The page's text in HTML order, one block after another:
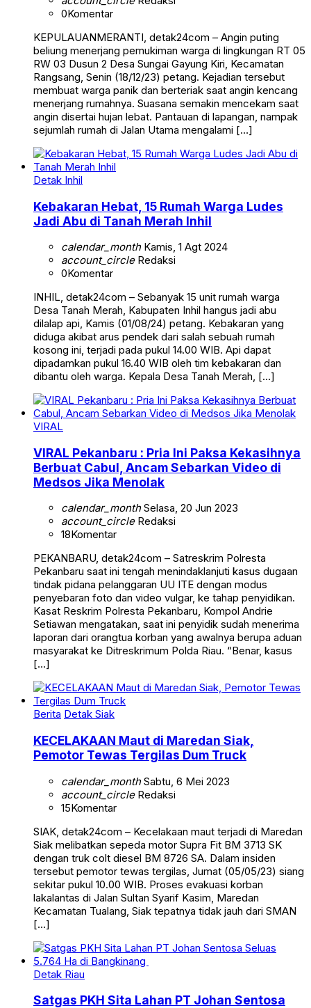
0Komentar
KEPULAUANMERANTI, detak24com – Angin puting
beliung menerjang pemukiman warga di lingkungan RT 05
RW 03 Dusun 2 Desa Sungai Gayung Kiri, Kecamatan
Rangsang, Senin (18/12/23) petang. Kejadian tersebut
membuat warga panik dan berteriak saat angin kencang
menerjang rumahnya. Suasana semakin mencekam saat
angin disertai hujan lebat. Pantauan di lapangan, nampak
sejumlah rumah di Jalan Utama mengalami […]
Detak Inhil
Kebakaran Hebat, 15 Rumah Warga Ludes
Jadi Abu di Tanah Merah Inhil
calendar_monthKamis, 1 Agt 2024
account_circleRedaksi
0Komentar
INHIL, detak24com – Sebanyak 15 unit rumah warga
Desa Tanah Merah, Kabupaten Inhil hangus jadi abu
dilalap api, Kamis (01/08/24) petang. Kebakaran yang
diduga akibat arus pendek dari salah sebuah rumah
kosong ini, terjadi pada pukul 14.00 WIB. Api dapat
dipadamkan pukul 16.40 WIB oleh tim kebakaran dan
dibantu oleh warga. Kepala Desa Tanah Merah, […]
VIRAL
VIRAL Pekanbaru : Pria Ini Paksa Kekasihnya
Berbuat Cabul, Ancam Sebarkan Video di
Medsos Jika Menolak
calendar_monthSelasa, 20 Jun 2023
account_circleRedaksi
18Komentar
PEKANBARU, detak24com – Satreskrim Polresta
Pekanbaru saat ini tengah menindaklanjuti kasus dugaan
tindak pidana pelanggaran UU ITE dengan modus
penyebaran foto dan video vulgar, ke tahap penyidikan.
Kasat Reskrim Polresta Pekanbaru, Kompol Andrie
Setiawan mengatakan, saat ini penyidik sudah menerima
laporan dari orangtua korban yang awalnya berupa aduan
masyarakat ke Ditreskrimum Polda Riau. “Benar, kasus
[…]
Berita Detak Siak
KECELAKAAN Maut di Maredan Siak,
Pemotor Tewas Tergilas Dum Truck
calendar_monthSabtu, 6 Mei 2023
account_circleRedaksi
15Komentar
SIAK, detak24com – Kecelakaan maut terjadi di Maredan
Siak melibatkan sepeda motor Supra Fit BM 3713 SK
dengan truk colt diesel BM 8726 SA. Dalam insiden
tersebut pemotor tewas tergilas, Jumat (05/05/23) siang
sekitar pukul 10.00 WIB. Proses evakuasi korban
lakalantas di Jalan Sultan Syarif Kasim, Maredan
Kecamatan Tualang, Siak tepatnya tidak jauh dari SMAN
[…]
Detak Riau
Satgas PKH Sita Lahan PT Johan Sentosa